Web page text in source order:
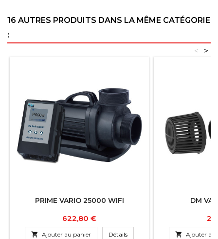
16 AUTRES PRODUITS DANS LA MÊME CATÉGORIE
:
>
<
PRIME VARIO 25000 WIFI
Prix
622,80 €
 Ajouter au panier Détails
DM
 Ajouter au